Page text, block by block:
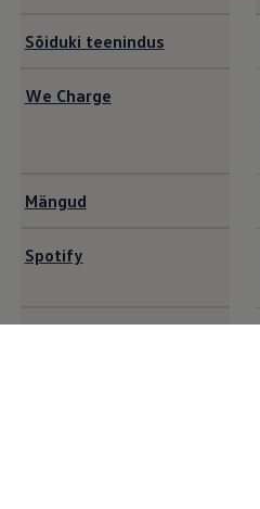
Sõiduki teenindus
We Charge
Mängud
Spotify